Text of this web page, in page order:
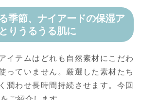
季節、ナイアードの保湿ア
りうるうる肌に
イテムはどれも自然素材にこだわ
っていません。厳選した素材たち
潤わせ長時間持続させます。今回